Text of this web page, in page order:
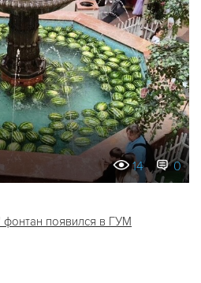
14 0
появился в ГУМ